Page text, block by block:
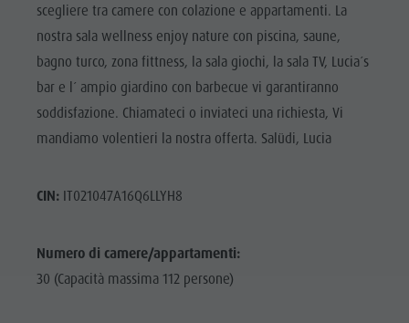
scegliere tra camere con colazione e appartamenti. La
nostra sala wellness enjoy nature con piscina, saune,
bagno turco, zona fittness, la sala giochi, la sala TV, Lucia´s
bar e l´ ampio giardino con barbecue vi garantiranno
soddisfazione. Chiamateci o inviateci una richiesta, Vi
mandiamo volentieri la nostra offerta. Salüdi, Lucia
CIN:IT021047A16Q6LLYH8
Numero di camere/appartamenti:
30 (Capacità massima 112 persone)